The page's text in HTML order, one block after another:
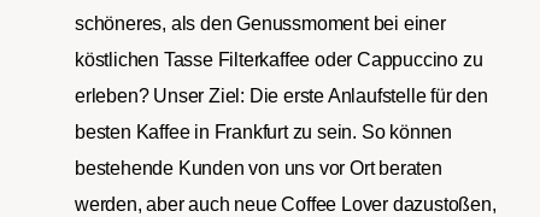
schöneres, als den Genussmoment bei einer
köstlichen Tasse Filterkaffee oder Cappuccino zu
erleben? Unser Ziel: Die erste Anlaufstelle für den
besten Kaffee in Frankfurt zu sein. So können
bestehende Kunden von uns vor Ort beraten
werden, aber auch neue Coffee Lover dazustoßen,